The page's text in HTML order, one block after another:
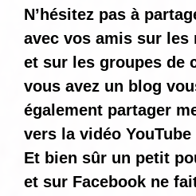
N’hésitez pas à
avec vos amis sur les
et sur les groupes de
vous avez un blog
également partager
vers la vidéo
Et bien sûr un petit
et sur Facebook ne